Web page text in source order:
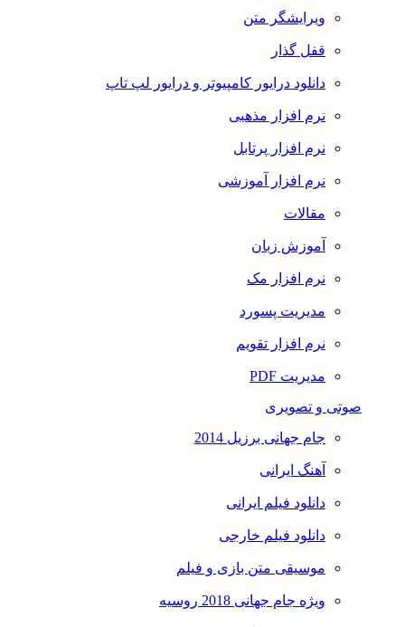
ویرایشگر متن
قفل گذار
دانلود درایور کامپیوتر و درایور لپ تاپ
نرم افزار مذهبی
نرم افزار پرتابل
نرم افزار آموزشی
مقالات
آموزش زبان
نرم افزار مک
مدیریت پسورد
نرم افزار تقویم
مدیریت PDF
صوتی و تصویری
جام جهانی برزیل 2014
آهنگ ایرانی
دانلود فیلم ایرانی
دانلود فیلم خارجی
موسیقی متن بازی و فیلم
ویژه جام جهانی 2018 روسیه